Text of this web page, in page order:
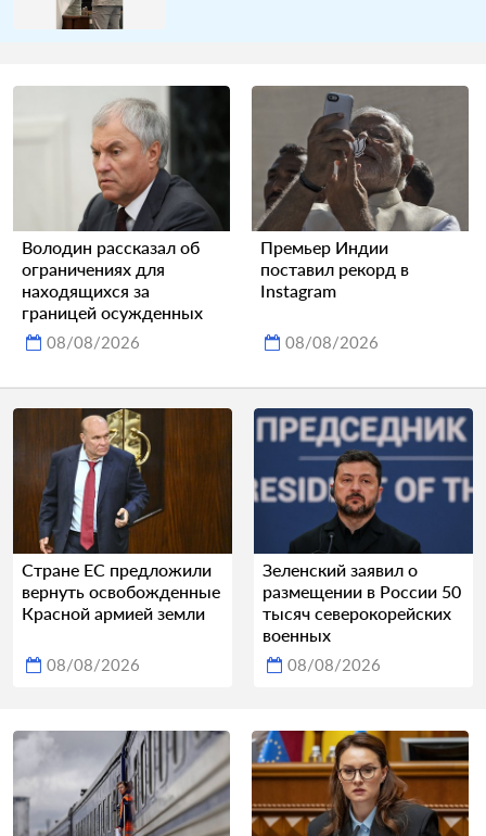
Володин рассказал об
ограничениях для
находящихся за
границей осужденных
08/08/2026
Премьер Индии
поставил рекорд в
Instagram
08/08/2026
Стране ЕС предложили
вернуть освобожденные
Красной армией земли
08/08/2026
Зеленский заявил о
размещении в России 50
тысяч северокорейских
военных
08/08/2026